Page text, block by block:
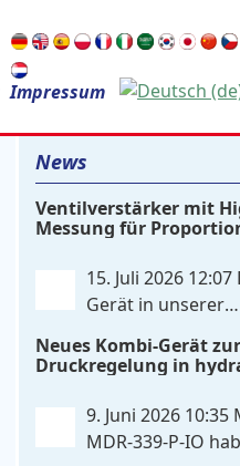
Impressum
nach:
News
Ventilverstärker mit
Messung für
15. Juli 2026 12:07
Gerät in unserer
ein einkanaliger
Highside-Messung Zur
nutzt das Gerät einen
Neues Kombi-Gerät zur
Druckregelung in
9. Juni 2026 10:35
MDR‑339‑P‑IO